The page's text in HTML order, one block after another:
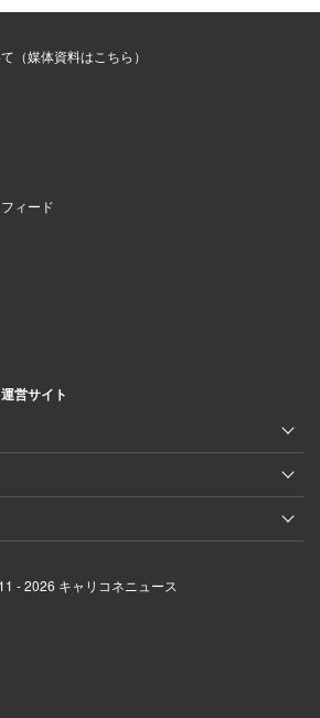
（媒体資料はこちら）
ィード
営サイト
- 2026 キャリコネニュース